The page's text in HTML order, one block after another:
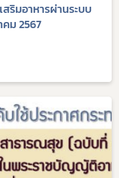
มอาหารผ่านระบบ
ม 2567